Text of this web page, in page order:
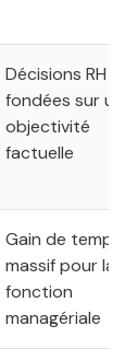
Décisions RH
fondées sur
objectivité
factuelle
Gain de temps
massif pour la
fonction
managériale